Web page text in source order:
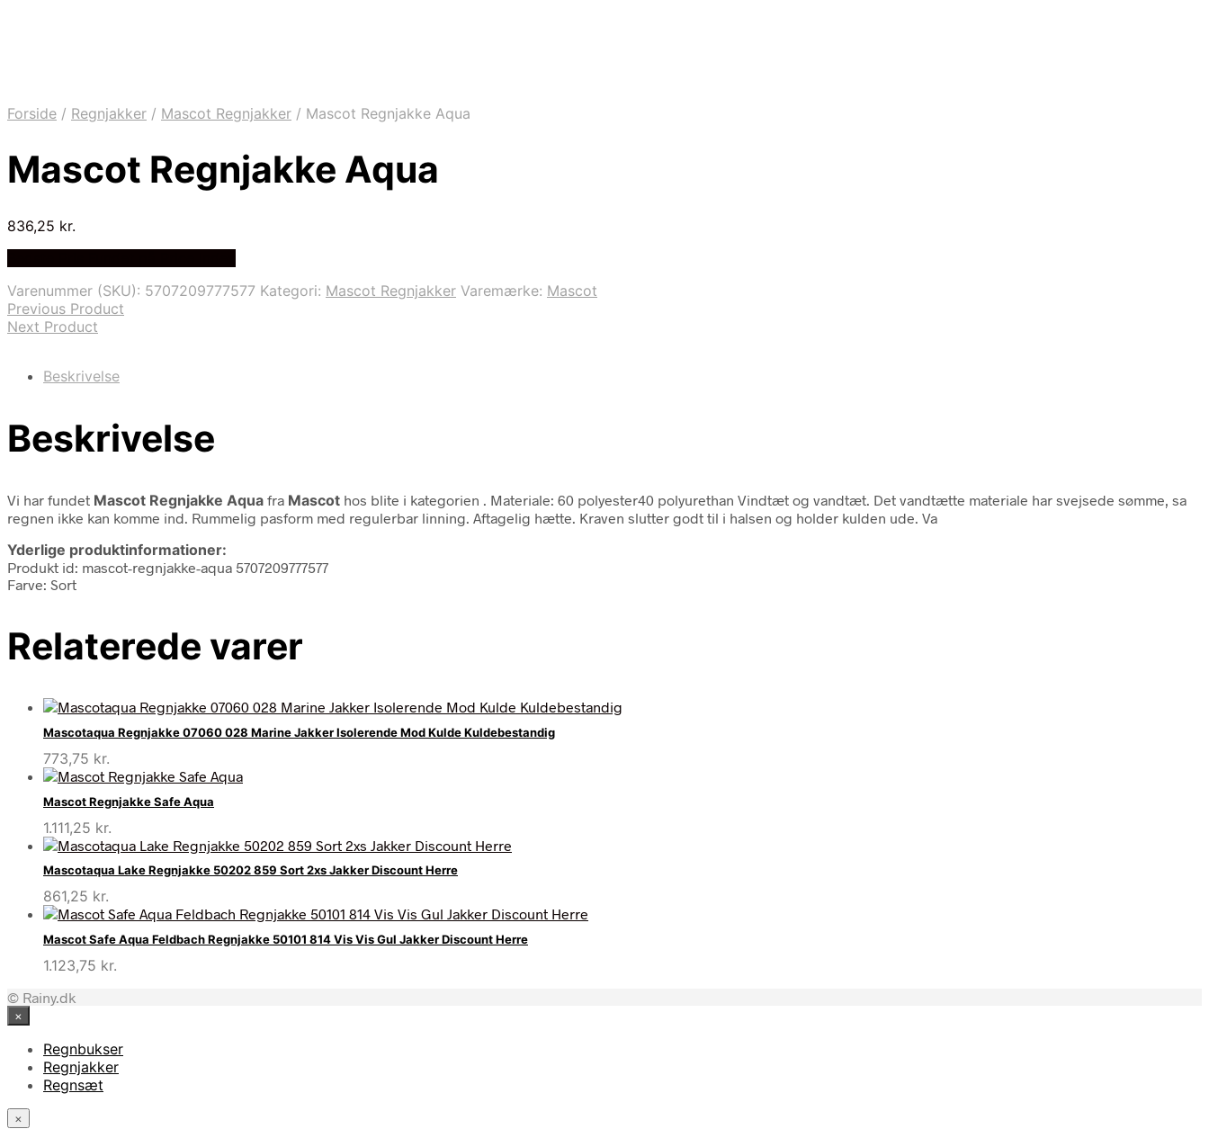
Forside / Regnjakker / Mascot Regnjakker / Mascot Regnjakke Aqua
Mascot Regnjakke Aqua
836,25 kr.
Varenummer (SKU): 5707209777577 Kategori: Mascot Regnjakker Varemærke: Mascot
Previous Product
Next Product
Beskrivelse
Beskrivelse
Vi har fundet Mascot Regnjakke Aqua fra Mascot hos blite i kategorien
. Materiale: 60 polyester40 polyurethan Vindtæt og vandtæt. Det vandtætte materiale har svejsede sømme, sa
regnen ikke kan komme ind. Rummelig pasform med regulerbar linning. Aftagelig hætte. Kraven slutter godt til i halsen og holder kulden ude. Va
Yderlige produktinformationer:
Produkt id: mascot-regnjakke-aqua 5707209777577
Farve: Sort
Relaterede varer
Mascotaqua Regnjakke 07060 028 Marine Jakker Isolerende Mod Kulde Kuldebestandig
773,75 kr.
Mascot Regnjakke Safe Aqua
1.111,25 kr.
Mascotaqua Lake Regnjakke 50202 859 Sort 2xs Jakker Discount Herre
861,25 kr.
Mascot Safe Aqua Feldbach Regnjakke 50101 814 Vis Vis Gul Jakker Discount Herre
1.123,75 kr.
© Rainy.dk
×
Regnbukser
Regnjakker
Regnsæt
×